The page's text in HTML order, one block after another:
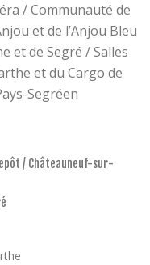
/ Communauté de
et de l’Anjou Bleu
et de Segré / Salles
et du Cargo de
Segréen
/ Châteauneuf-sur-